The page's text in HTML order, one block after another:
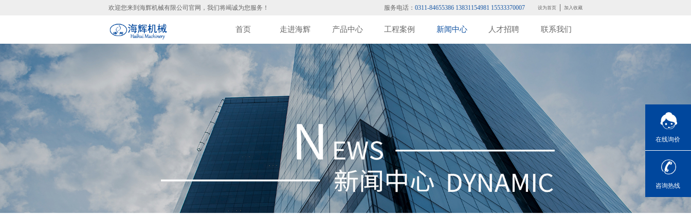
欢迎您来到海辉机械有限公司官网，我们将竭诚为您服务！ 服务电话： 0311-84655386 13831154981 15533370007 设为首页 加入收藏
首页 走进海辉 产品中心 工程案例 新闻中心 人才招聘 联系我们
在线询价
咨询热线